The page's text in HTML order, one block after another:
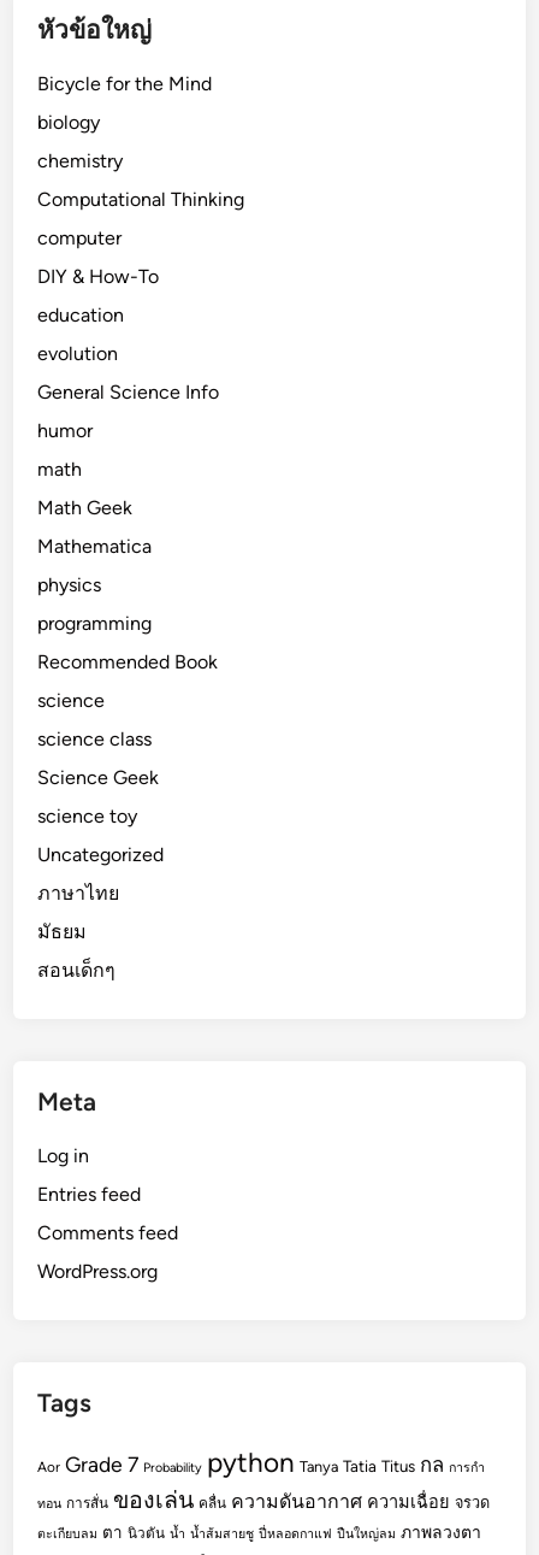
หัวข้อใหญ่
Bicycle for the Mind
biology
chemistry
Computational Thinking
computer
DIY & How-To
education
evolution
General Science Info
humor
math
Math Geek
Mathematica
physics
programming
Recommended Book
science
science class
Science Geek
science toy
Uncategorized
ภาษาไทย
มัธยม
สอนเด็กๆ
Meta
Log in
Entries feed
Comments feed
WordPress.org
Tags
Aor Grade 7 Probability python Tanya Tatia Titus กล การกำ
ทอน การสั่น ของเล่น คลื่น ความดันอากาศ ความเฉื่อย จรวด
ตะเกียบลม ตา นิวตัน น้ำ น้ำส้มสายชู ปี่หลอดกาแฟ ปืนใหญ่ลม ภาพลวงตา